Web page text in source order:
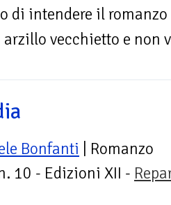
di intendere il
arzillo vecchietto e non
Bonfanti | Romanzo
10 - Edizioni XII -